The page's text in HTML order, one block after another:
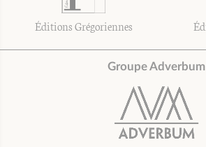
Éditions Grégoriennes
Groupe Adverbum